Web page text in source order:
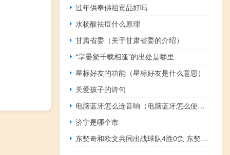
过年供奉佛祖贡品好吗
水杨酸祛痘什么原理
甘肃省委（关于甘肃省委的介绍）
“享晏粲千载相逢”的出处是哪里
星标好友的功能（星标好友是什么意思）
关爱孩子的诗句
电脑蓝牙怎么连音响（电脑蓝牙怎么使用）
济宁是哪个市
东契奇和欧文共同出战球队4胜0负 东契奇本以为球队排名会很不错现在确实意料之外